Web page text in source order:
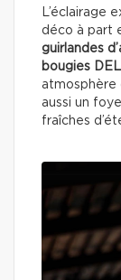
L’éclairage
déco à part
guirlandes
bougies DEL
atmosphère
aussi un
fraîches